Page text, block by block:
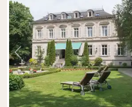
Forrige bilde